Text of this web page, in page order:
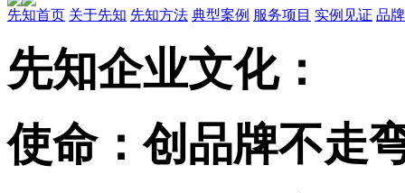
先知首页 关于先知 先知方法 典型案例 服务项目 实例见证 品
先知企业文化：
使命：创品牌不走